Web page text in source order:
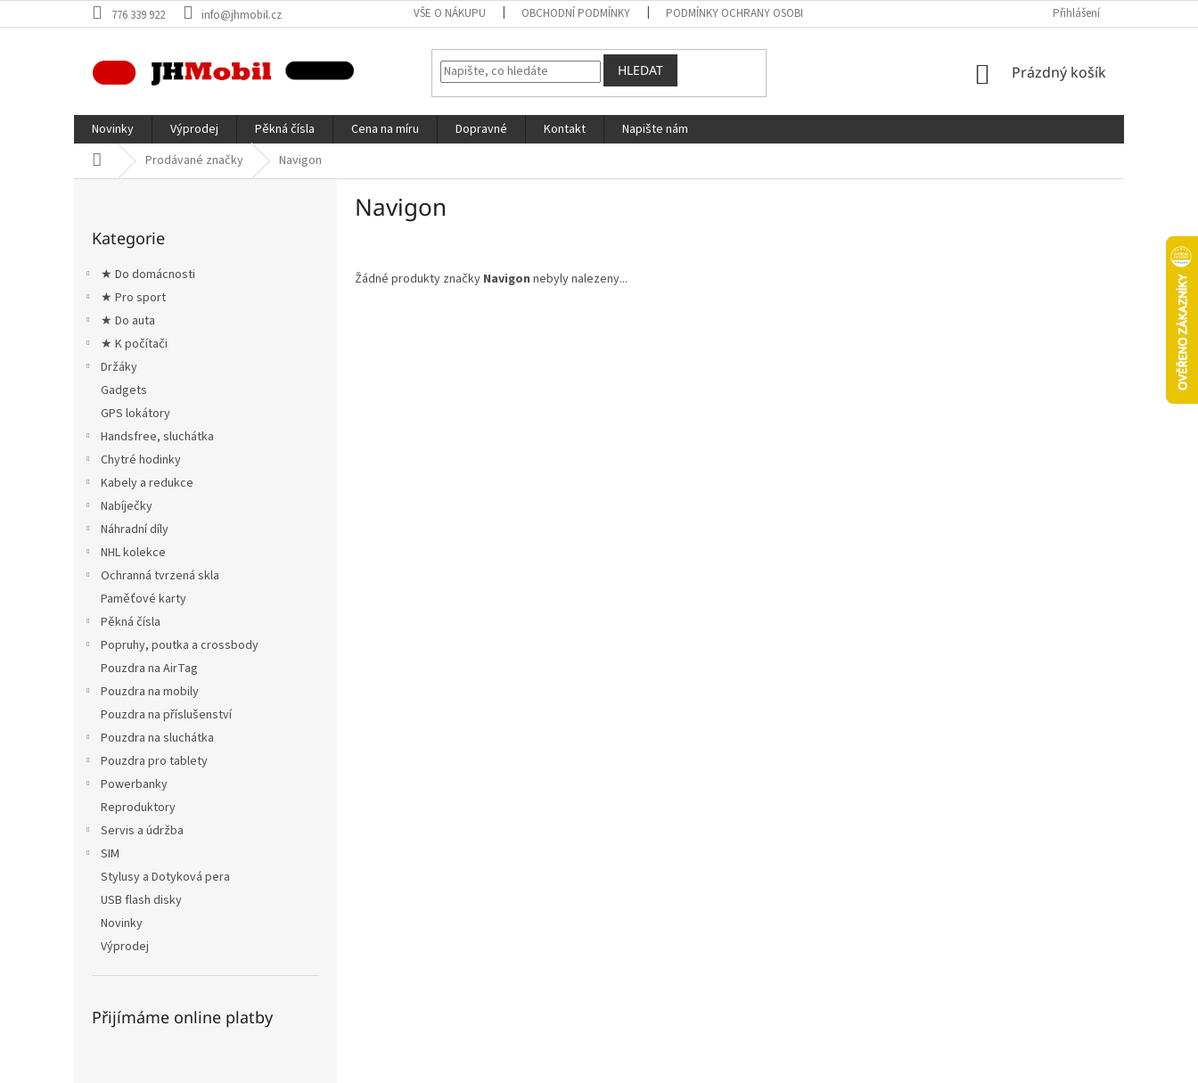
na
776 339 922 info@jhmobil.cz VŠE O NÁKUPU OBCHODNÍ PODMÍNKY PODMÍNKY OCHRANY OSOBNÍCH ÚDAJŮ Přihlášení
HLEDAT
NÁKUPNÍ
Prázdný košík
Novinky Výprodej Pěkná čísla Cena na míru Dopravné Kontakt
Napište nám
Domů Prodávané značky Navigon
kategorie
Kategorie
★ Do domácnosti
★ Pro sport
★ Do auta
★ K počítači
Držáky
Gadgets
GPS lokátory
Handsfree, sluchátka
Chytré hodinky
Kabely a redukce
Nabíječky
Náhradní díly
NHL kolekce
Ochranná tvrzená skla
Paměťové karty
Pěkná čísla
Popruhy, poutka a crossbody
Pouzdra na AirTag
Pouzdra na mobily
Pouzdra na příslušenství
Pouzdra na sluchátka
Pouzdra pro tablety
Powerbanky
Reproduktory
Servis a údržba
SIM
Stylusy a Dotyková pera
USB flash disky
Novinky
Výprodej
Přijímáme online platby
Navigon
Žádné produkty značky Navigon nebyly nalezeny...